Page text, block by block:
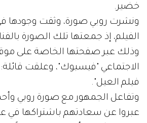
خضير.
ونشرت روبي صورة، وثقت وجودها
الفيلم، إذ جمعتها تلك الصورة
وذلك عبر صفحتها الخاصة على
الاجتماعي "فيسبوك"، وعلقت
فيلم العيل".
وتفاعل الجمهور مع صورة روبي
عبروا عن سعادتهم باشتراكها في